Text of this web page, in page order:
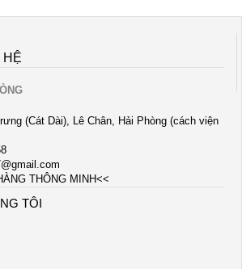
HỆ
(Cát Dài), Lê Chân, Hải Phòng (cách viện
THÔNG MINH<<
TÔI